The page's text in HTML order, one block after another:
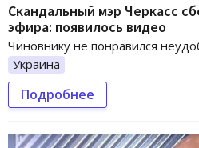
Скандальный мэр Черкасс
эфира: появилось видео
Чиновнику не понравился
Украина
Подробнее